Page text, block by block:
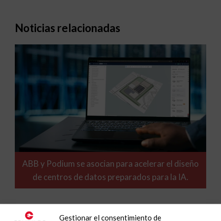
Gestionar el consentimiento de
Noticias relacionadas
ABB y Podium se asocian para acelerar el diseño
de centros de datos preparados para la IA.